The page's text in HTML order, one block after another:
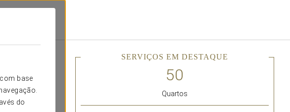
base
do
e 1 casal
de
SERVIÇOS EM DESTAQUE
Quartos